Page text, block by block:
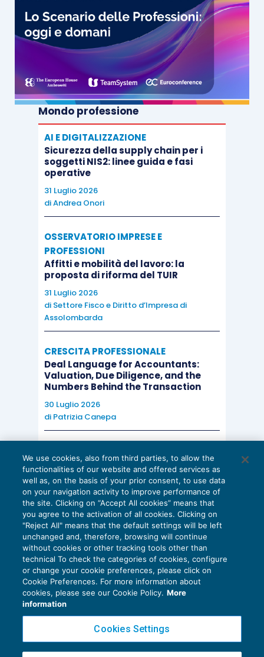
Mondo professione
AI E DIGITALIZZAZIONE
Sicurezza della supply chain per i
soggetti NIS2: linee guida e fasi
operative
31 Luglio 2026
diAndrea Onori
OSSERVATORIO IMPRESE E
PROFESSIONI
Affitti e mobilità del lavoro: la
proposta di riforma del TUIR
31 Luglio 2026
di Settore Fisco e Diritto d’Impresa di
Assolombarda
CRESCITA PROFESSIONALE
Deal Language for Accountants:
Valuation, Due Diligence, and the
Numbers Behind the Transaction
30 Luglio 2026
di Patrizia Canepa
EU AI Act e studi professionali: le
scadenze concrete
27 Luglio 2026
di Diego BarberieStefano Dovier
Privacy Policy
Cookie Policy
Copyright 2016 ©Gruppo Euroconference S.p.A.v2.32.3
We use cookies, also from third parties, to allow the
functionalities of our website and offered services as
well as, on the basis of your prior consent, to use data
on your navigation activity to improve performance of
the site. Clicking on “Accept All cookies” means that
you agree to the activation of all cookies. Clicking on
"Reject All" means that the default settings will be left
unchanged and, therefore, browsing will continue
without cookies or other tracking tools other than
technical To check the categories of cookies, configure
or change your cookie preferences, please click on
Cookie Preferences. For more information about
cookies, please see our Cookie Policy. More
information
Cookies Settings